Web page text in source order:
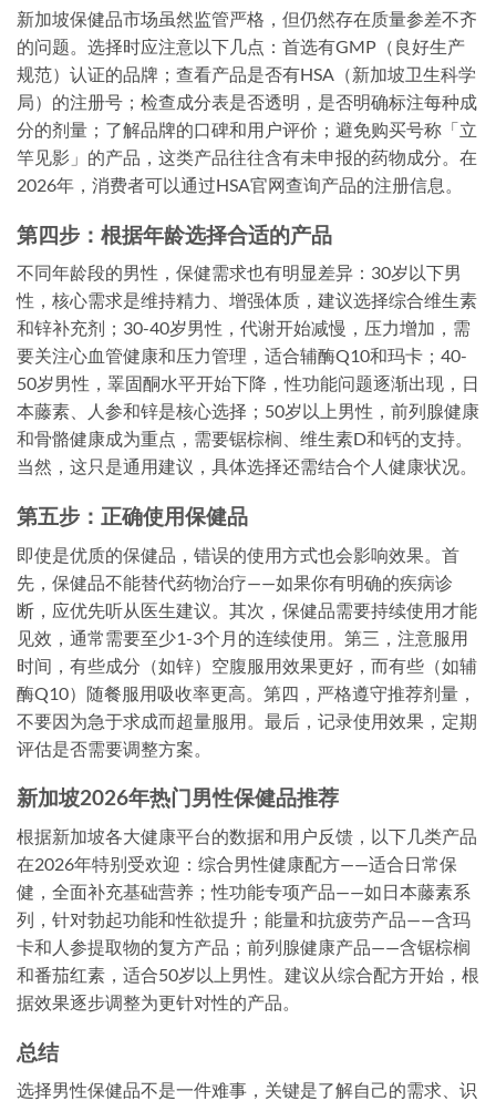
新加坡保健品市场虽然监管严格，但仍然存在质量参差不齐
的问题。选择时应注意以下几点：首选有GMP（良好生产
规范）认证的品牌；查看产品是否有HSA（新加坡卫生科学
局）的注册号；检查成分表是否透明，是否明确标注每种成
分的剂量；了解品牌的口碑和用户评价；避免购买号称「立
竿见影」的产品，这类产品往往含有未申报的药物成分。在
2026年，消费者可以通过HSA官网查询产品的注册信息。
第四步：根据年龄选择合适的产品
不同年龄段的男性，保健需求也有明显差异：30岁以下男
性，核心需求是维持精力、增强体质，建议选择综合维生素
和锌补充剂；30-40岁男性，代谢开始减慢，压力增加，需
要关注心血管健康和压力管理，适合辅酶Q10和玛卡；40-
50岁男性，睪固酮水平开始下降，性功能问题逐渐出现，日
本藤素、人参和锌是核心选择；50岁以上男性，前列腺健康
和骨骼健康成为重点，需要锯棕榈、维生素D和钙的支持。
当然，这只是通用建议，具体选择还需结合个人健康状况。
第五步：正确使用保健品
即使是优质的保健品，错误的使用方式也会影响效果。首
先，保健品不能替代药物治疗——如果你有明确的疾病诊
断，应优先听从医生建议。其次，保健品需要持续使用才能
见效，通常需要至少1-3个月的连续使用。第三，注意服用
时间，有些成分（如锌）空腹服用效果更好，而有些（如辅
酶Q10）随餐服用吸收率更高。第四，严格遵守推荐剂量，
不要因为急于求成而超量服用。最后，记录使用效果，定期
评估是否需要调整方案。
新加坡2026年热门男性保健品推荐
根据新加坡各大健康平台的数据和用户反馈，以下几类产品
在2026年特别受欢迎：综合男性健康配方——适合日常保
健，全面补充基础营养；性功能专项产品——如日本藤素系
列，针对勃起功能和性欲提升；能量和抗疲劳产品——含玛
卡和人参提取物的复方产品；前列腺健康产品——含锯棕榈
和番茄红素，适合50岁以上男性。建议从综合配方开始，根
据效果逐步调整为更针对性的产品。
总结
选择男性保健品不是一件难事，关键是了解自己的需求、识